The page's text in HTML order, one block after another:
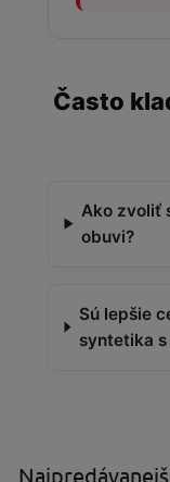
Často
Ako zvoliť
obuvi?
Sú lepšie
syntetika